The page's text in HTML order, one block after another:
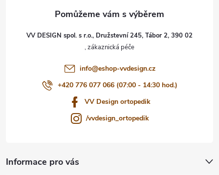
VV DESIGN spol. s r.o., Družstevní 245, Tábor 2, 390 02
info@eshop-vvdesign.cz
+420 776 077 066 (07:00 - 14:30 hod.)
VV Design ortopedik
/vvdesign_ortopedik
Informace pro vás